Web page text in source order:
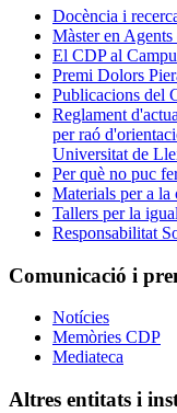
Docència i
Màster en
El CDP al
Premi Dolors
Publicacions del
Reglament
per raó
Universitat de
Per què no puc
Materials per a la
Tallers per la
Responsabilitat
Comunicació i
Notícies
Memòries CDP
Mediateca
Altres entitats i